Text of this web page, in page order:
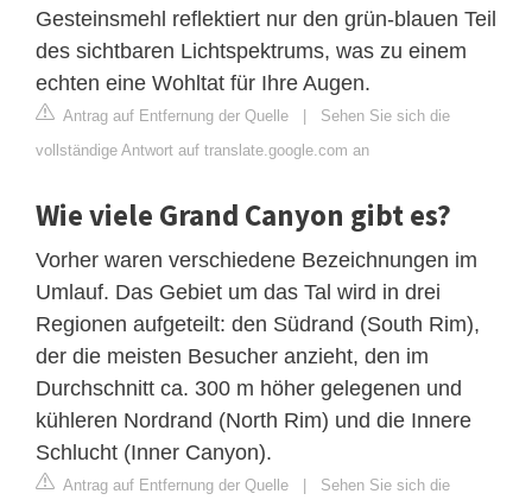
Gesteinsmehl reflektiert nur den grün-blauen Teil
des sichtbaren Lichtspektrums, was zu einem
echten eine Wohltat für Ihre Augen.
Antrag auf Entfernung der Quelle | Sehen Sie sich die
vollständige Antwort auf translate.google.com an
Wie viele Grand Canyon gibt es?
Vorher waren verschiedene Bezeichnungen im
Umlauf. Das Gebiet um das Tal wird in drei
Regionen aufgeteilt: den Südrand (South Rim),
der die meisten Besucher anzieht, den im
Durchschnitt ca. 300 m höher gelegenen und
kühleren Nordrand (North Rim) und die Innere
Schlucht (Inner Canyon).
Antrag auf Entfernung der Quelle | Sehen Sie sich die